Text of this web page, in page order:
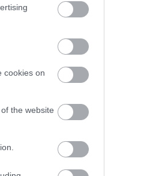
cookies on
the website
Feszty-körkép: panoráma
alakú Arvisura-emlékhely
csészealj Nemrégiben újabb
gazdagodott a Kárpát-medence.
azokat a helyszíneket, ahová az
évszázadokban az Arvisura